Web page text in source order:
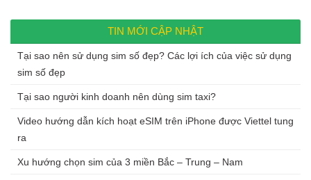
TIN MỚI CẬP NHẬT
Tại sao nên sử dụng sim số đẹp? Các lợi ích của việc sử dụng
sim số đẹp
Tại sao người kinh doanh nên dùng sim taxi?
Video hướng dẫn kích hoạt eSIM trên iPhone được Viettel tung
ra
Xu hướng chọn sim của 3 miền Bắc – Trung – Nam